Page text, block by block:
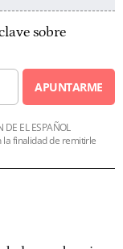
sobre
APUNTARME
EL ESPAÑOL
la finalidad de remitirle